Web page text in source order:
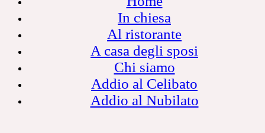
In chiesa
Al ristorante
A casa degli sposi
Chi siamo
Addio al Celibato
Addio al Nubilato